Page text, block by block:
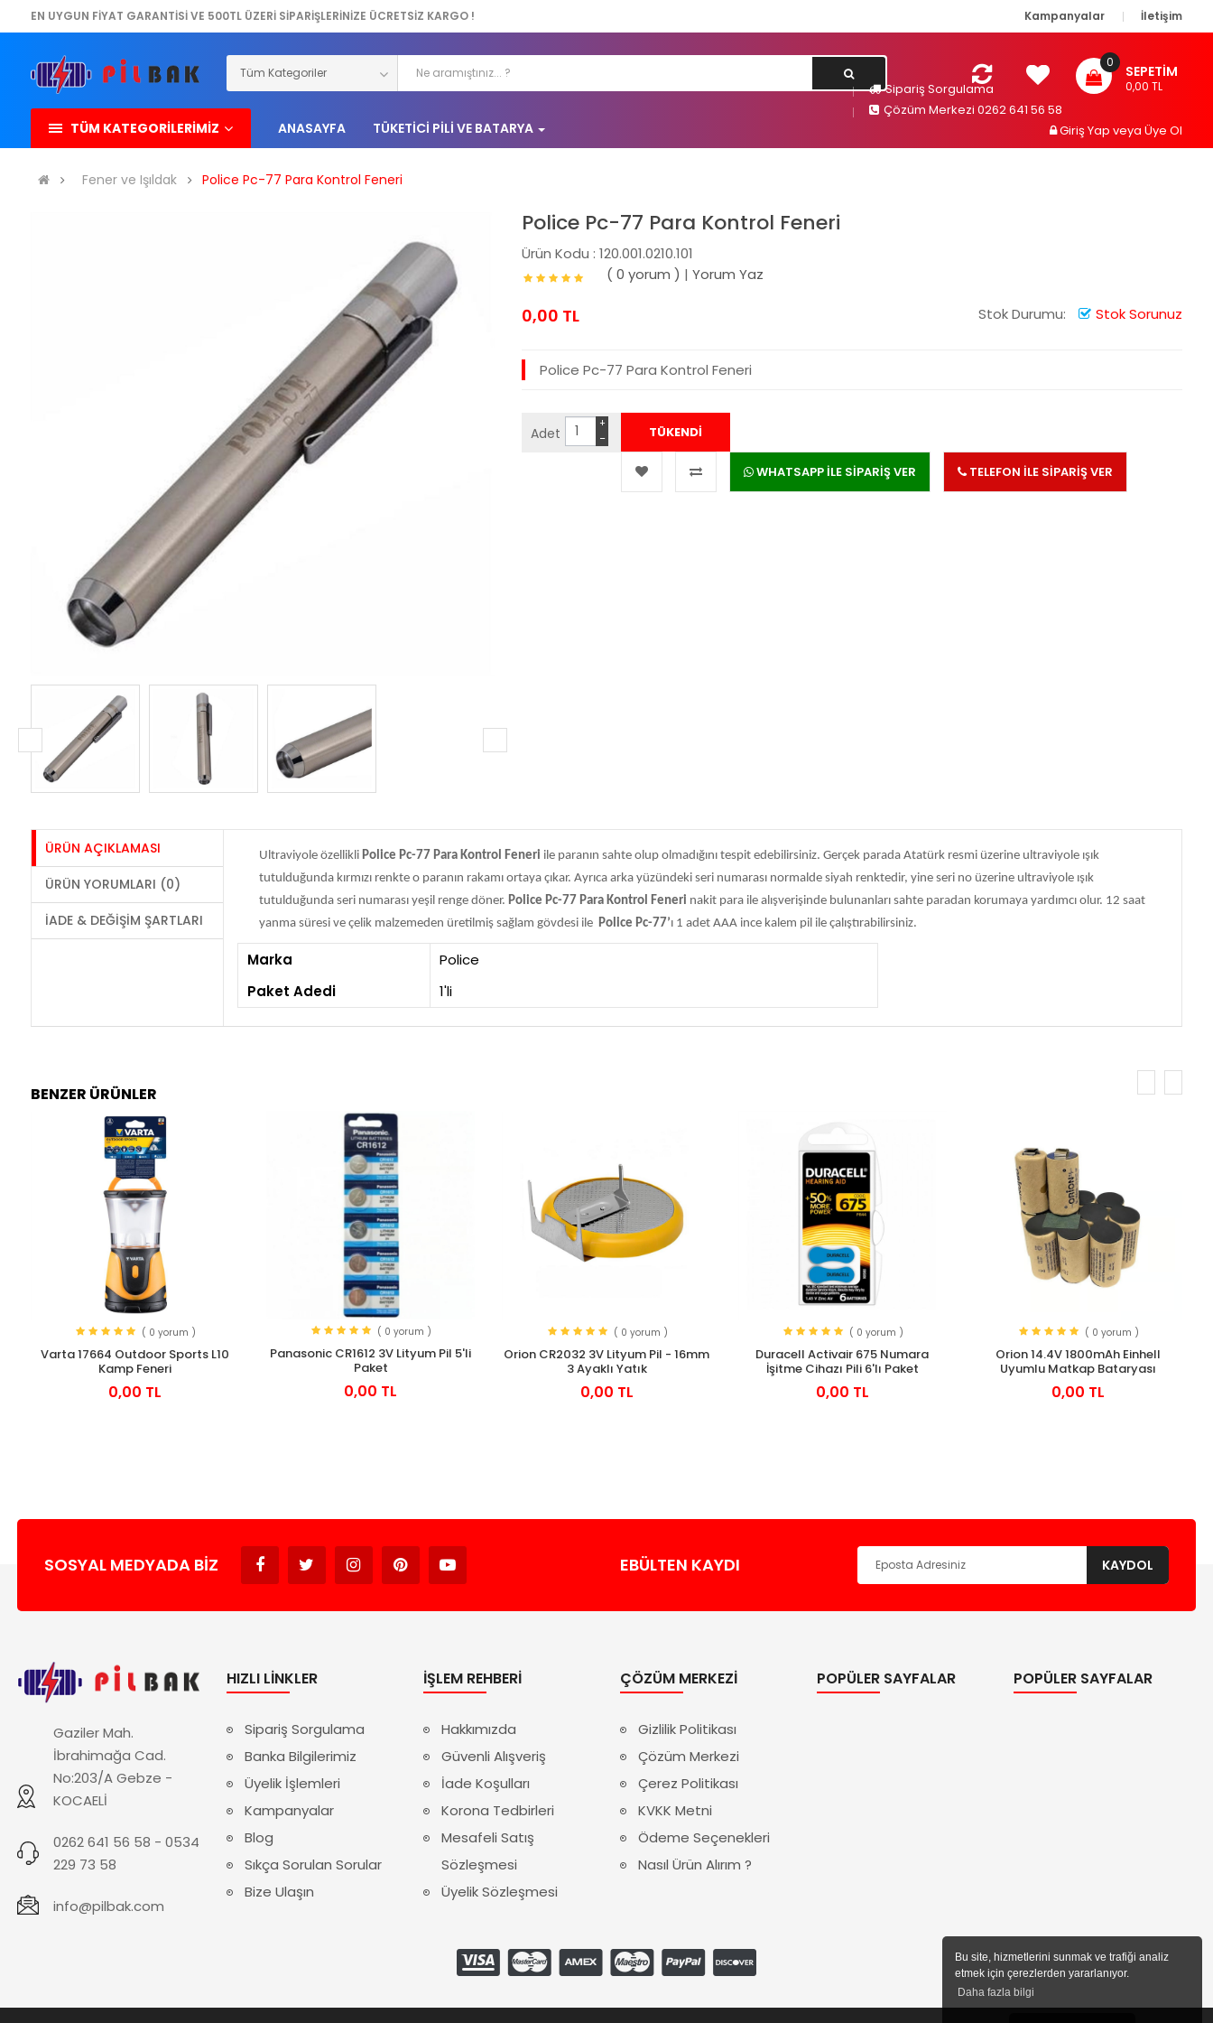
Bu site, hizmetlerini sunmak ve trafiği analiz
etmek için çerezlerden yararlanıyor.
Daha fazla bilgi
EN UYGUN FİYAT GARANTİSİ VE 500TL ÜZERİ SİPARİŞLERİNİZE ÜCRETSİZ KARGO ! Kampanyalar İletişim
SEPETIM
0
0,00 TL
TÜM KATEGORİLERİMİZ ANASAYFA TÜKETICI PILI VE BATARYA
Sipariş Sorgulama
Çözüm Merkezi 0262 641 56 58
Giriş YapveyaÜye Ol
Fener ve Işıldak Police Pc-77 Para Kontrol Feneri
Police Pc-77 Para Kontrol Feneri
Ürün Kodu : 120.001.0210.101
( 0 yorum ) |Yorum Yaz
0,00 TL Stok Durumu: Stok Sorunuz
Police Pc-77 Para Kontrol Feneri
Adet −
+
WHATSAPP İLE SİPARİŞ VER TELEFON İLE SİPARİŞ VER
ÜRÜN AÇIKLAMASI
ÜRÜN YORUMLARI (0)
İADE & DEĞIŞIM ŞARTLARI
Ultraviyole özellikliPolice Pc-77 Para Kontrol Feneri ile paranın sahte olup olmadığını tespit edebilirsiniz. Gerçek parada Atatürk resmi üzerine ultraviyole ışık
tutulduğunda kırmızı renkte o paranın rakamı ortaya çıkar. Ayrıca arka yüzündeki seri numarası normalde siyah renktedir, yine seri no üzerine ultraviyole ışık
tutulduğunda seri numarası yeşil renge döner.Police Pc-77 Para Kontrol Feneri nakit para ile alışverişinde bulunanları sahte paradan korumaya yardımcı olur. 12 saat
yanma süresi ve çelik malzemeden üretilmiş sağlam gövdesi ile Police Pc-77’ı 1 adet AAA ince kalem pil ile çalıştırabilirsiniz.
Marka
Police
Paket Adedi
1'li
BENZER ÜRÜNLER
( 0 yorum )
Varta 17664 Outdoor Sports L10
Kamp Feneri
0,00 TL
( 0 yorum )
Panasonic CR1612 3V Lityum Pil 5'li
Paket
0,00 TL
( 0 yorum )
Orion CR2032 3V Lityum Pil - 16mm
3 Ayaklı Yatık
0,00 TL
( 0 yorum )
Duracell Activair 675 Numara
İşitme Cihazı Pili 6'lı Paket
0,00 TL
( 0 yorum )
Orion 14.4V 1800mAh Einhell
Uyumlu Matkap Bataryası
0,00 TL
SOSYAL MEDYADA BIZ EBÜLTEN KAYDI KAYDOL
Gaziler Mah.
İbrahimağa Cad.
No:203/A Gebze -
KOCAELİ
0262 641 56 58 - 0534
229 73 58
info@pilbak.com
HIZLI LINKLER
Sipariş Sorgulama
Banka Bilgilerimiz
Üyelik İşlemleri
Kampanyalar
Blog
Sıkça Sorulan Sorular
Bize Ulaşın
İŞLEM REHBERI
Hakkımızda
Güvenli Alışveriş
İade Koşulları
Korona Tedbirleri
Mesafeli Satış
Sözleşmesi
Üyelik Sözleşmesi
ÇÖZÜM MERKEZI
Gizlilik Politikası
Çözüm Merkezi
Çerez Politikası
KVKK Metni
Ödeme Seçenekleri
Nasıl Ürün Alırım ?
POPÜLER SAYFALAR POPÜLER SAYFALAR